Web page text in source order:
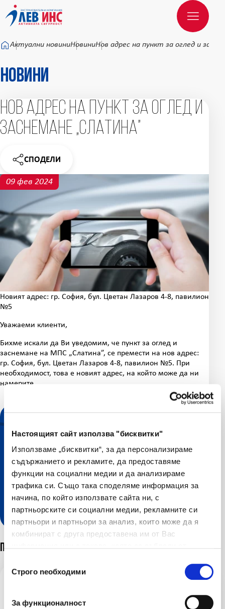
Настоящият сайт използва "бисквитки"
Използваме „бисквитки“, за да персонализираме
съдържанието и рекламите, да предоставяме
функции на социални медии и да анализираме
трафика си. Също така споделяме информация за
начина, по който използвате сайта ни, с
партньорските си социални медии, рекламните си
партньори и партньори за анализ, които може да я
комбинират с друга предоставена им от Вас
Строго nеобходими
За функционалност
Към основното съдържание
Актуални новиниНовиниНов адрес на пункт за оглед и
Новини
Нов адрес на пункт за оглед и
заснемане „Слатина”
СПОДЕЛИ
НОВИНАТА
09 фев 2024
Новият адрес: гр. София, бул. Цветан Лазаров 4-8, павилион
№5
Уважаеми клиенти,
Бихме искали да Ви уведомим, че пункт за оглед и
заснемане на МПС „Слатина”, се премести на нов адрес:
гр. София, бул. Цветан Лазаров 4-8, павилион №5. При
необходимост, това е новият адрес, на който може да ни
намерите.
Разгледайте нашите онлайн
услуги
Последни новини